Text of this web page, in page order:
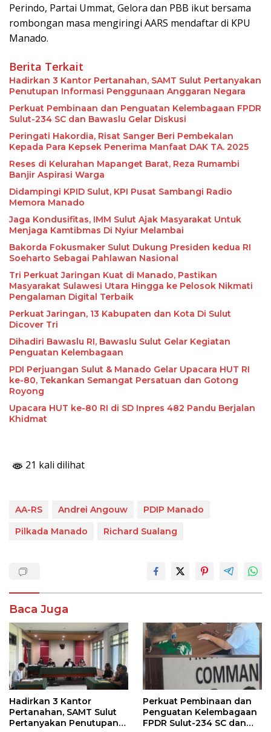
Perindo, Partai Ummat, Gelora dan PBB ikut bersama
rombongan masa mengiringi AARS mendaftar di KPU
Manado.
Berita Terkait
Hadirkan 3 Kantor Pertanahan, SAMT Sulut Pertanyakan
Penutupan Informasi Penggunaan Anggaran Negara
Perkuat Pembinaan dan Penguatan Kelembagaan FPDR
Sulut-234 SC dan Bawaslu Gelar Diskusi
Peringati Hakordia, Risat Sanger Beri Pembekalan
Kepada Para Kepsek Penerima Manfaat DAK TA. 2025
Reses di Kelurahan Mapanget Barat, Reza Rumambi
Banjir Aspirasi Warga
Didampingi KPID Sulut, KPI Pusat Sambangi Radio
Memora Manado
Jaga Kondusifitas, IMM Sulut Ajak Masyarakat Untuk
Menjaga Kamtibmas Di Nyiur Melambai
Bakorda Fokusmaker Sulut Dukung Presiden kedua RI
Soeharto Sebagai Pahlawan Nasional
Tri Perkuat Jaringan Kuat di Manado, Pastikan
Masyarakat Sulawesi Utara Hingga ke Pelosok Nikmati
Pengalaman Digital Terbaik
Perkuat Jaringan, 13 Kabupaten dan Kota Di Sulut
Dicover Tri
Dihadiri Bawaslu RI, Bawaslu Sulut Gelar Kegiatan
Penguatan Kelembagaan
PDI Perjuangan Sulut & Manado Gelar Upacara HUT RI
ke-80, Tekankan Semangat Persatuan dan Gotong
Royong
Upacara HUT ke-80 RI di SD Inpres 482 Pandu Berjalan
Khidmat
21 kali dilihat
AA-RS Andrei Angouw
PDIP Manado
Pilkada Manado
Richard Sualang
Baca Juga
Hadirkan 3 Kantor
Pertanahan, SAMT Sulut
Pertanyakan Penutupan
Perkuat Pembinaan dan
Penguatan Kelembagaan
FPDR Sulut-234 SC dan